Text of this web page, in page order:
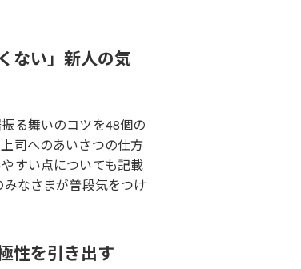
ない」新人の気
る舞いのコツを48個の
司へのあいさつの仕方
すい点についても記載
なさまが普段気をつけ
性を引き出す